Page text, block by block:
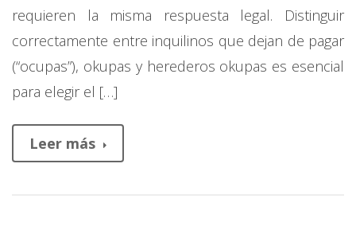
requieren la misma respuesta legal. Distinguir
correctamente entre inquilinos que dejan de pagar
(“ocupas”), okupas y herederos okupas es esencial
para elegir el […]
Leer más